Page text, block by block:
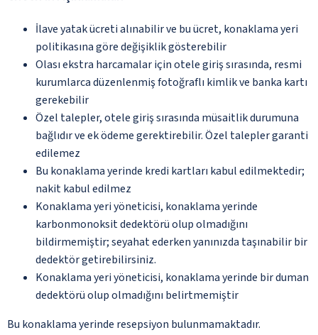
İlave yatak ücreti alınabilir ve bu ücret, konaklama yeri
politikasına göre değişiklik gösterebilir
Olası ekstra harcamalar için otele giriş sırasında, resmi
kurumlarca düzenlenmiş fotoğraflı kimlik ve banka kartı
gerekebilir
Özel talepler, otele giriş sırasında müsaitlik durumuna
bağlıdır ve ek ödeme gerektirebilir. Özel talepler garanti
edilemez
Bu konaklama yerinde kredi kartları kabul edilmektedir;
nakit kabul edilmez
Konaklama yeri yöneticisi, konaklama yerinde
karbonmonoksit dedektörü olup olmadığını
bildirmemiştir; seyahat ederken yanınızda taşınabilir bir
dedektör getirebilirsiniz.
Konaklama yeri yöneticisi, konaklama yerinde bir duman
dedektörü olup olmadığını belirtmemiştir
Bu konaklama yerinde resepsiyon bulunmamaktadır.